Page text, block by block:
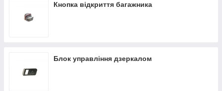
Кнопка відкриття багажника
Блок управління дзеркалом